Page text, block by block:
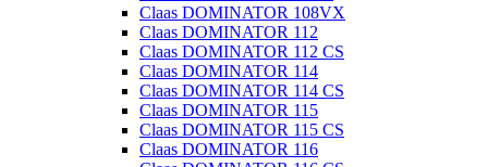
Claas DOMINATOR 108VX
Claas DOMINATOR 112
Claas DOMINATOR 112 CS
Claas DOMINATOR 114
Claas DOMINATOR 114 CS
Claas DOMINATOR 115
Claas DOMINATOR 115 CS
Claas DOMINATOR 116